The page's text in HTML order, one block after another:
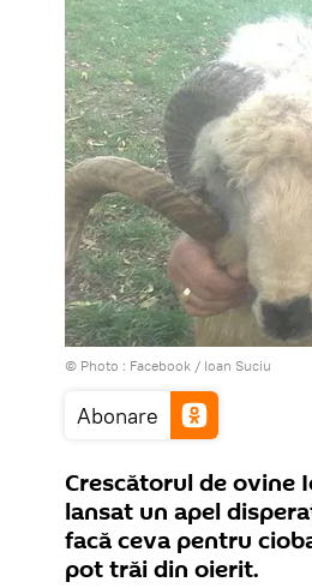
© Photo : Facebook / Ioan Suciu
Abonare
Crescătorul de ovine
lansat un apel
facă ceva pentru
pot trăi din oierit.